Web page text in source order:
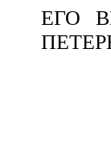
ЕГО